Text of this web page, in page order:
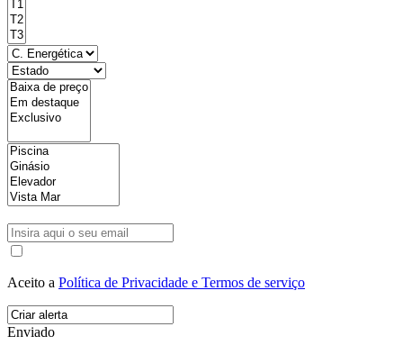
Aceito a Política de Privacidade e Termos de serviço
Enviado